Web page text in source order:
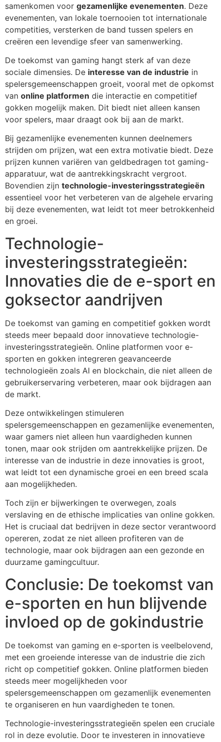
samenkomen voor gezamenlijke evenementen. Deze
evenementen, van lokale toernooien tot internationale
competities, versterken de band tussen spelers en
creëren een levendige sfeer van samenwerking.
De toekomst van gaming hangt sterk af van deze
sociale dimensies. De interesse van de industrie in
spelersgemeenschappen groeit, vooral met de opkomst
van online platformen die interactie en competitief
gokken mogelijk maken. Dit biedt niet alleen kansen
voor spelers, maar draagt ook bij aan de markt.
Bij gezamenlijke evenementen kunnen deelnemers
strijden om prijzen, wat een extra motivatie biedt. Deze
prijzen kunnen variëren van geldbedragen tot gaming-
apparatuur, wat de aantrekkingskracht vergroot.
Bovendien zijn technologie-investeringsstrategieën
essentieel voor het verbeteren van de algehele ervaring
bij deze evenementen, wat leidt tot meer betrokkenheid
en groei.
Technologie-
investeringsstrategieën:
Innovaties die de e-sport en
goksector aandrijven
De toekomst van gaming en competitief gokken wordt
steeds meer bepaald door innovatieve technologie-
investeringsstrategieën. Online platformen voor e-
sporten en gokken integreren geavanceerde
technologieën zoals AI en blockchain, die niet alleen de
gebruikerservaring verbeteren, maar ook bijdragen aan
de markt.
Deze ontwikkelingen stimuleren
spelersgemeenschappen en gezamenlijke evenementen,
waar gamers niet alleen hun vaardigheden kunnen
tonen, maar ook strijden om aantrekkelijke prijzen. De
interesse van de industrie in deze innovaties is groot,
wat leidt tot een dynamische groei en een breed scala
aan mogelijkheden.
Toch zijn er bijwerkingen te overwegen, zoals
verslaving en de ethische implicaties van online gokken.
Het is cruciaal dat bedrijven in deze sector verantwoord
opereren, zodat ze niet alleen profiteren van de
technologie, maar ook bijdragen aan een gezonde en
duurzame gamingcultuur.
Conclusie: De toekomst van
e-sporten en hun blijvende
invloed op de gokindustrie
De toekomst van gaming en e-sporten is veelbelovend,
met een groeiende interesse van de industrie die zich
richt op competitief gokken. Online platformen bieden
steeds meer mogelijkheden voor
spelersgemeenschappen om gezamenlijk evenementen
te organiseren en hun vaardigheden te tonen.
Technologie-investeringsstrategieën spelen een cruciale
rol in deze evolutie. Door te investeren in innovatieve